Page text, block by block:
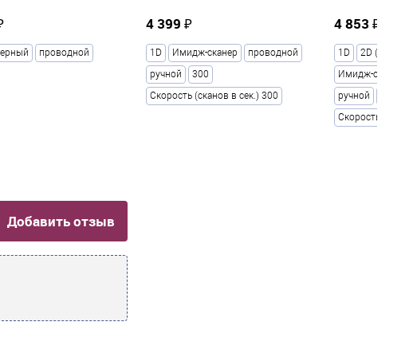
проводной
4 399 ₽
1D Имидж-сканер
проводной
ручной
300
Скорость (сканов в сек.) 300
4 853 ₽
1D
2D (ЕГАИС)
Имидж-сканер
ручной
Скорость
Добавить отзыв